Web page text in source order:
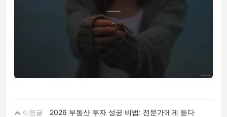
이전글
2026 부동산 투자 성공 비법: 전문가에게 듣다